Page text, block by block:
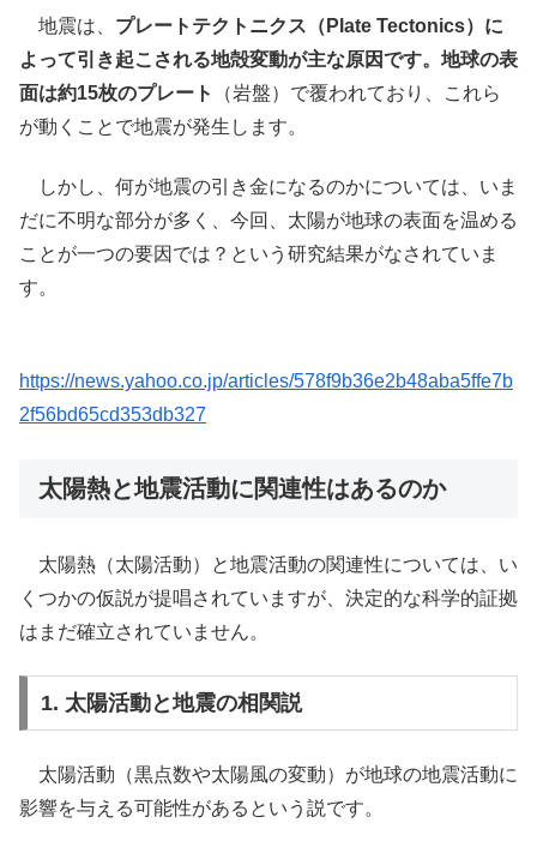
地震は、 プレートテクトニクス（Plate Tectonics） に
よって引き起こされる地殻変動が主な原因です。地球の表
面は約15枚のプレート
（岩盤）で覆われており、これら
が動くことで地震が発生します。
しかし、何が地震の引き金になるのかについては、いま
だに不明な部分が多く、今回、太陽が地球の表面を温める
ことが一つの要因では？という研究結果がなされていま
す。
https://news.yahoo.co.jp/articles/578f9b36e2b48aba5ffe7b
2f56bd65cd353db327
太陽熱と地震活動に関連性はあるのか
太陽熱（太陽活動）と地震活動の関連性については、い
くつかの仮説が提唱されていますが、決定的な科学的証拠
はまだ確立されていません。
1. 太陽活動と地震の相関説
太陽活動（黒点数や太陽風の変動）が地球の地震活動に
影響を与える可能性があるという説です。